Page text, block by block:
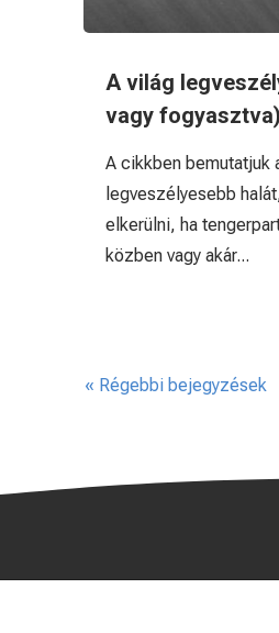
A világ
vagy fogyasztva)
A cikkben bemutatjuk
legveszélyesebb
elkerülni, ha
közben vagy akár...
« Régebbi bejegyzések